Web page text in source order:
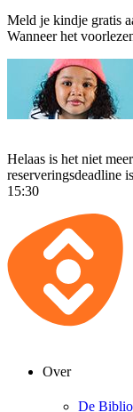
Meld je kindje gratis
Wanneer het
Helaas is het niet
reserveringsdeadline
15:30
Over
De